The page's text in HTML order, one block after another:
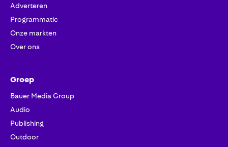
Adverteren
Programmatic
Onze markten
Over ons
Groep
Bauer Media Group
Audio
Publishing
Outdoor